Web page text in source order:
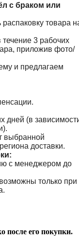
с браком или
товара
3 рабочих
приложив фото/
и предлагаем
дней (в
выбранной
доставки.
с менеджером до
только при
после его покупки.